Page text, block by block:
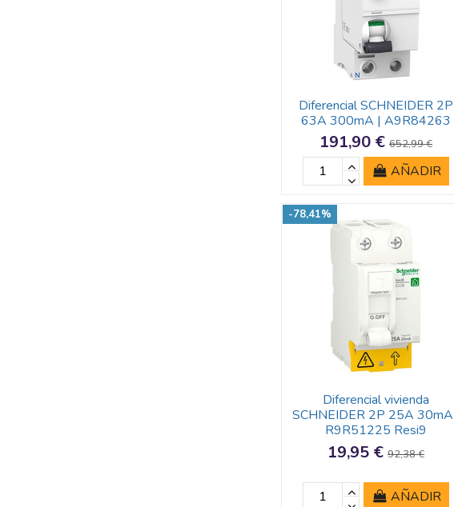
Diferencial SCHNEIDER 2P
63A 300mA | A9R84263
191,90 € 652,99 €
AÑADIR
-78,41%
Diferencial vivienda
SCHNEIDER 2P 25A
R9R51225 Resi9
19,95 € 92,38 €
AÑADIR